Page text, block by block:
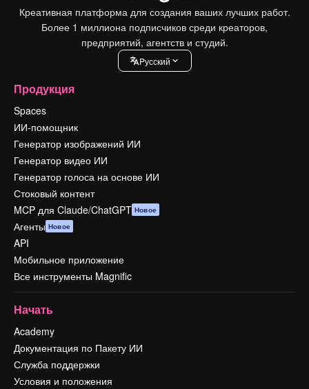
Креативная платформа для создания ваших лучших работ.
Более 1 миллиона подписчиков среди креаторов,
предприятий, агентств и студий.
Pусский
Продукция
Spaces
ИИ-помощник
Генератор изображений ИИ
Генератор видео ИИ
Генератор голоса на основе ИИ
Стоковый контент
MCP для Claude/ChatGPT Новое
Агенты Новое
API
Мобильное приложение
Все инструменты Magnific
Начать
Academy
Документация по Пакету ИИ
Служба поддержки
Условия и положения